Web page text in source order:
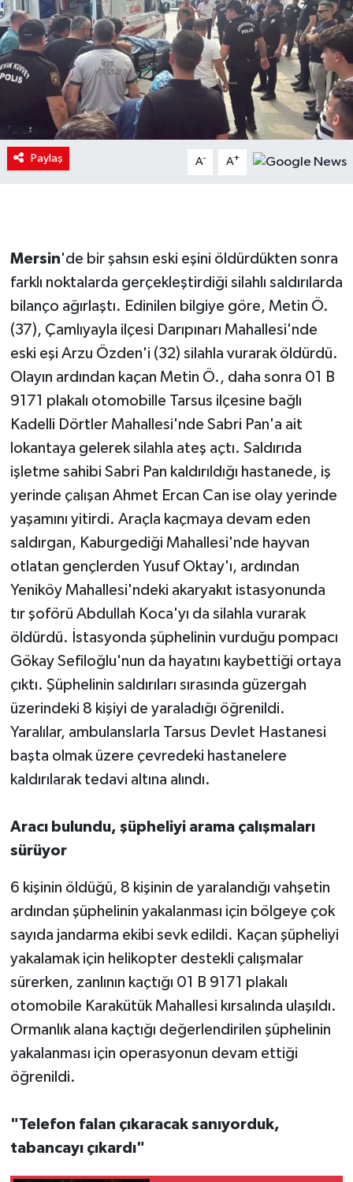
Paylaş A- A+
Mersin'de bir şahsın eski eşini öldürdükten sonra
farklı noktalarda gerçekleştirdiği silahlı saldırılarda
bilanço ağırlaştı. Edinilen bilgiye göre, Metin Ö.
(37), Çamlıyayla ilçesi Darıpınarı Mahallesi'nde
eski eşi Arzu Özden'i (32) silahla vurarak öldürdü.
Olayın ardından kaçan Metin Ö., daha sonra 01 B
9171 plakalı otomobille Tarsus ilçesine bağlı
Kadelli Dörtler Mahallesi'nde Sabri Pan'a ait
lokantaya gelerek silahla ateş açtı. Saldırıda
işletme sahibi Sabri Pan kaldırıldığı hastanede, iş
yerinde çalışan Ahmet Ercan Can ise olay yerinde
yaşamını yitirdi. Araçla kaçmaya devam eden
saldırgan, Kaburgediği Mahallesi'nde hayvan
otlatan gençlerden Yusuf Oktay'ı, ardından
Yeniköy Mahallesi'ndeki akaryakıt istasyonunda
tır şoförü Abdullah Koca'yı da silahla vurarak
öldürdü. İstasyonda şüphelinin vurduğu pompacı
Gökay Sefiloğlu'nun da hayatını kaybettiği ortaya
çıktı. Şüphelinin saldırıları sırasında güzergah
üzerindeki 8 kişiyi de yaraladığı öğrenildi.
Yaralılar, ambulanslarla Tarsus Devlet Hastanesi
başta olmak üzere çevredeki hastanelere
kaldırılarak tedavi altına alındı.
Aracı bulundu, şüpheliyi arama çalışmaları
sürüyor
6 kişinin öldüğü, 8 kişinin de yaralandığı vahşetin
ardından şüphelinin yakalanması için bölgeye çok
sayıda jandarma ekibi sevk edildi. Kaçan şüpheliyi
yakalamak için helikopter destekli çalışmalar
sürerken, zanlının kaçtığı 01 B 9171 plakalı
otomobile Karakütük Mahallesi kırsalında ulaşıldı.
Ormanlık alana kaçtığı değerlendirilen şüphelinin
yakalanması için operasyonun devam ettiği
öğrenildi.
"Telefon falan çıkaracak sanıyorduk,
tabancayı çıkardı"